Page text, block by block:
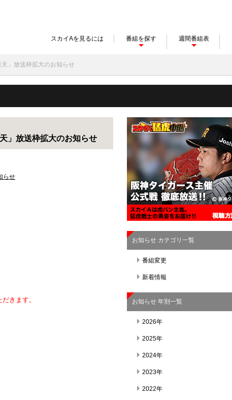
スカイAを見るには 番組を探す 週間番組表
」放送枠拡大のお知らせ
」放送枠拡大のお知らせ
らせ
きます。
お知らせ カテゴリ一覧
番組変更
新着情報
お知らせ 年別一覧
2026年
2025年
2024年
2023年
2022年